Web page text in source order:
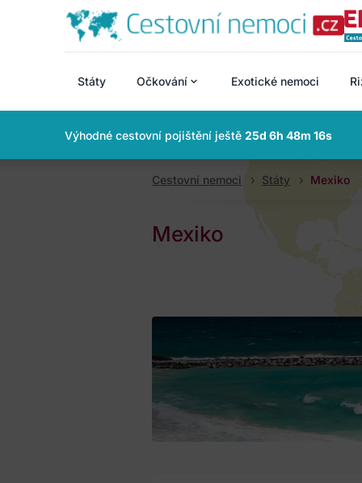
Státy Očkování Exotické nemoci
Výhodné cestovní pojištění ještě 25d 6h 48m 15s
Cestovní nemoci Státy Mexiko
Mexiko